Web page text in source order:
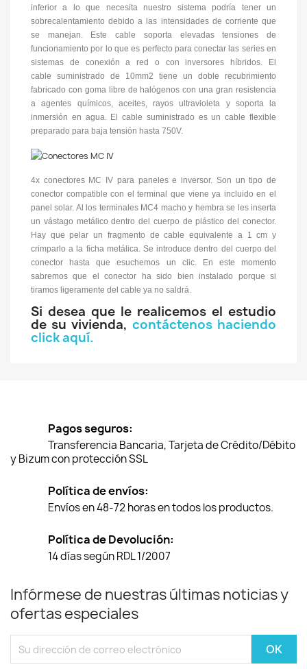
inferior a lo que necesita nuestro sistema podría tener un
sobrecalentamiento debido a las intensidades de corriente que
se manejan. Este cable soporta elevadas tensiones de
funcionamiento por lo que es perfecto para conectar las series en
sistemas de conexión a red o con inversores híbridos. El
cable suministrado de 10mm2 tiene un doble recubrimiento
fabricado con goma libre de halógenos con una gran resistencia
a agentes químicos, aceites, rayos ultravioleta y soporta la
inmersión en agua. El cable suministrado es un cable flexible
preparado para baja tensión hasta 750V.
4x conectores MC IV para paneles e inversor. Son un tipo de
conector compatible con el terminal que viene ya incluido en el
panel solar. Al los terminales MC4 macho y hembra se les inserta
un vástago metálico dentro del cuerpo de plástico del conector.
Hay que pelar un fragmento de cable equivalente a 1 cm y
crimparlo a la ficha metálica. Se introduce dentro del cuerpo del
conector hasta que esuchemos un clic. En este momento
sabremos que el conector ha sido bien instalado porque si
tiramos ligeramente del cable ya no saldrá.
Si desea que le realicemos el estudio
de su vivienda, contáctenos haciendo
click aquí.
Pagos seguros:
Transferencia Bancaria, Tarjeta de Crédito/Débito
y Bizum con protección SSL
Política de envíos:
Envíos en 48-72 horas en todos los productos.
Política de Devolución:
14 días según RDL 1/2007
Infórmese de nuestras últimas noticias y
ofertas especiales